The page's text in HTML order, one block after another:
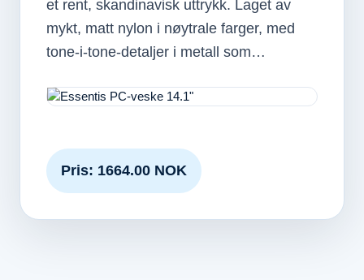
et rent, skandinavisk uttrykk. Laget av
mykt, matt nylon i nøytrale farger, med
tone-i-tone-detaljer i metall som…
Pris: 1664.00 NOK